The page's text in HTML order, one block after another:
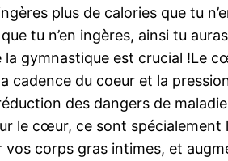
plus de calories que tu
tu n’en ingères, ainsi tu auras
la gymnastique est crucial !Le
cadence du coeur et la
des dangers de
le cœur, ce sont spécialement
corps gras intimes, et